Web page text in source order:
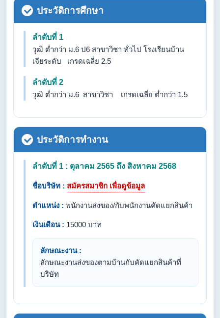
ประวัติการศึกษา
ลำดับที่ 1
วุฒิ ต่ำกว่า ม.6 ป6 สาขาวิชา ทั่วไป โรงเรียนบ้าน
เจียระดับ เกรดเฉลี่ย 2.5
ลำดับที่ 2
วุฒิ ต่ำกว่า ม.6 สาขาวิชา เกรดเฉลี่ย ต่ำกว่า 1.5
ประวัติการทำงาน
ลำดับที่ 1 : ตุลาคม 2565 ถึง สิงหาคม 2568
ชื่อบริษัท : สมัครสมาชิก เพื่อดูข้อมูล
ตำแหน่ง : พนักงานส่งของ/กับพนักงานคัดแยกสินค้า
เงินเดือน : 15000 บาท
ลักษณะงาน :
ลักษณะงานส่งของตามบ้านกับคัดแยกสินค้าที่
บริษัท